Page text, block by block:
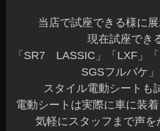
当店で試座できる様に展
現在試座でき
「SR7 LASSIC」「LXF」
SGSフルバケ」
スタイル電動シートも
電動シートは実際に車に装
気軽にスタッフまで声を